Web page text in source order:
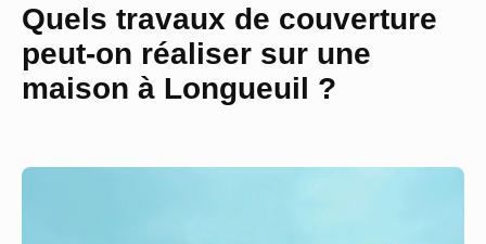
Quels travaux de couverture
peut-on réaliser sur une
maison à Longueuil ?